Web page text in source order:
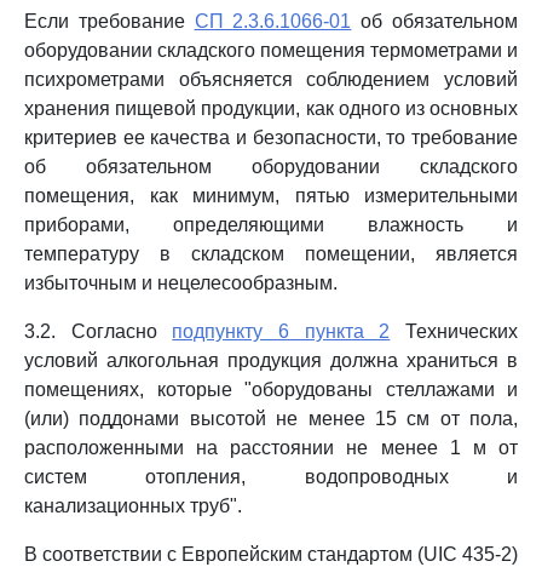
Если требование СП 2.3.6.1066-01 об обязательном
оборудовании складского помещения термометрами и
психрометрами объясняется соблюдением условий
хранения пищевой продукции, как одного из основных
критериев ее качества и безопасности, то требование
об обязательном оборудовании складского
помещения, как минимум, пятью измерительными
приборами, определяющими влажность и
температуру в складском помещении, является
избыточным и нецелесообразным.
3.2. Согласно подпункту 6 пункта 2 Технических
условий алкогольная продукция должна храниться в
помещениях, которые "оборудованы стеллажами и
(или) поддонами высотой не менее 15 см от пола,
расположенными на расстоянии не менее 1 м от
систем отопления, водопроводных и
канализационных труб".
В соответствии с Европейским стандартом (UIC 435-2)